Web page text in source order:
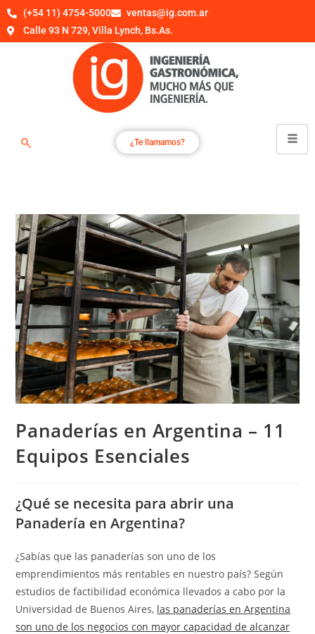
(+54 11) 4754-5000
ventas@ig.com.ar
Calle 93 N 729, Villa Lynch, Bs.As.
¿Te llamamos?
Panaderías en Argentina – 11
Equipos Esenciales
¿Qué se necesita para abrir una
Panadería en Argentina?
¿Sabías que las panaderías son uno de los
emprendimientos más rentables en nuestro país? Según
estudios de factibilidad económica llevados a cabo por la
Universidad de Buenos Aires, las panaderías en Argentina
son uno de los negocios con mayor capacidad de alcanzar